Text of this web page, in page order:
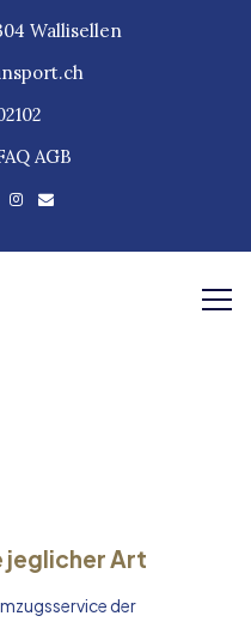
Wallisellen
AGB
jeglicher Art
der